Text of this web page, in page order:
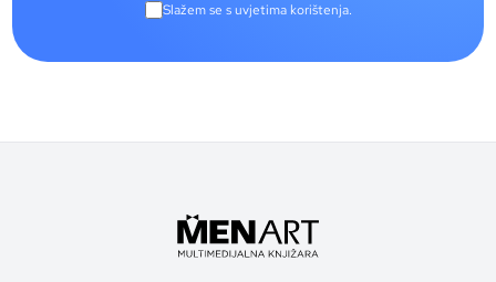
Slažem se s uvjetima korištenja.